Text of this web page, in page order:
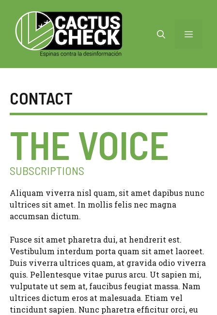
contenido
MENÚ
CONTACT
THE VOICE
SUBSCRIPTIONS
Aliquam viverra nisl quam, sit amet dapibus nunc
ultrices sit amet. In mollis felis nec magna
accumsan dictum.
Fusce sit amet pharetra dui, at hendrerit est.
Vestibulum interdum porta quam sit amet laoreet.
Duis viverra ultrices quam, at gravida odio viverra
quis. Pellentesque vitae purus arcu. Ut sapien mi,
vulputate ut sem at, faucibus feugiat massa. Nam
ultrices dictum eros at malesuada. Etiam vel
tincidunt sapien. Nunc pharetra efficitur orci, eu